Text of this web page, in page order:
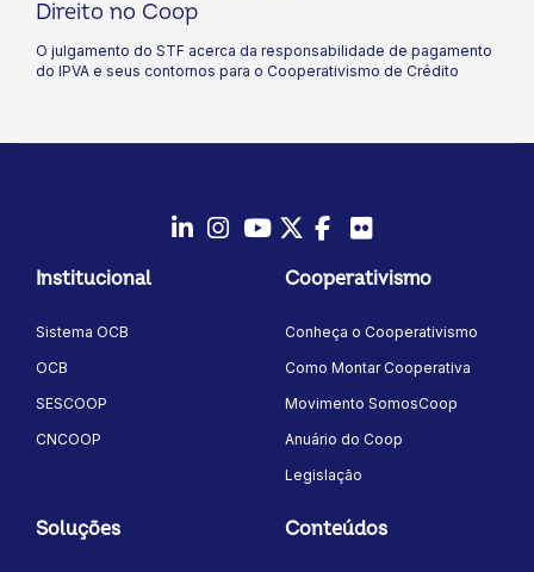
Direito no Coop
O julgamento do STF acerca da responsabilidade de pagamento
do IPVA e seus contornos para o Cooperativismo de Crédito
Instagram
YoutubeTwitter/X
Facebook
Institucional
Sistema OCB
OCB
SESCOOP
CNCOOP
Cooperativismo
Conheça o Cooperativismo
Como Montar Cooperativa
Movimento SomosCoop
Anuário do Coop
Legislação
Soluções Conteúdos